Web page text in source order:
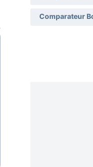
Comparateur